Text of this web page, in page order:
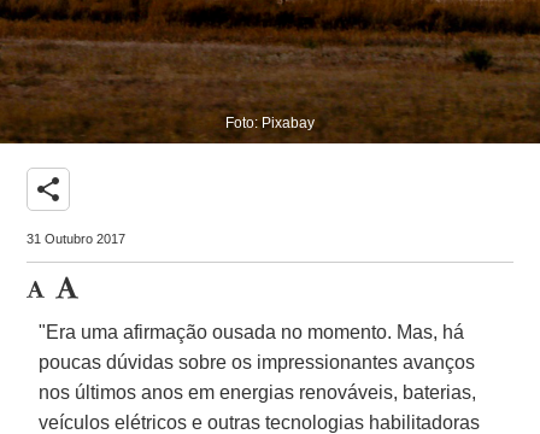
Foto: Pixabay
share
31 Outubro 2017
"Era uma afirmação ousada no momento. Mas, há
poucas dúvidas sobre os impressionantes avanços
nos últimos anos em energias renováveis, baterias,
veículos elétricos e outras tecnologias habilitadoras